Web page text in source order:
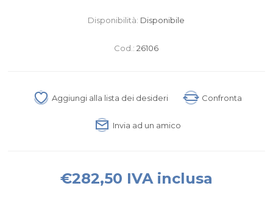
Disponibilità: Disponibile
Cod.: 26106
Aggiungi alla lista dei desideri Confronta
Invia ad un amico
€282,50 IVA inclusa